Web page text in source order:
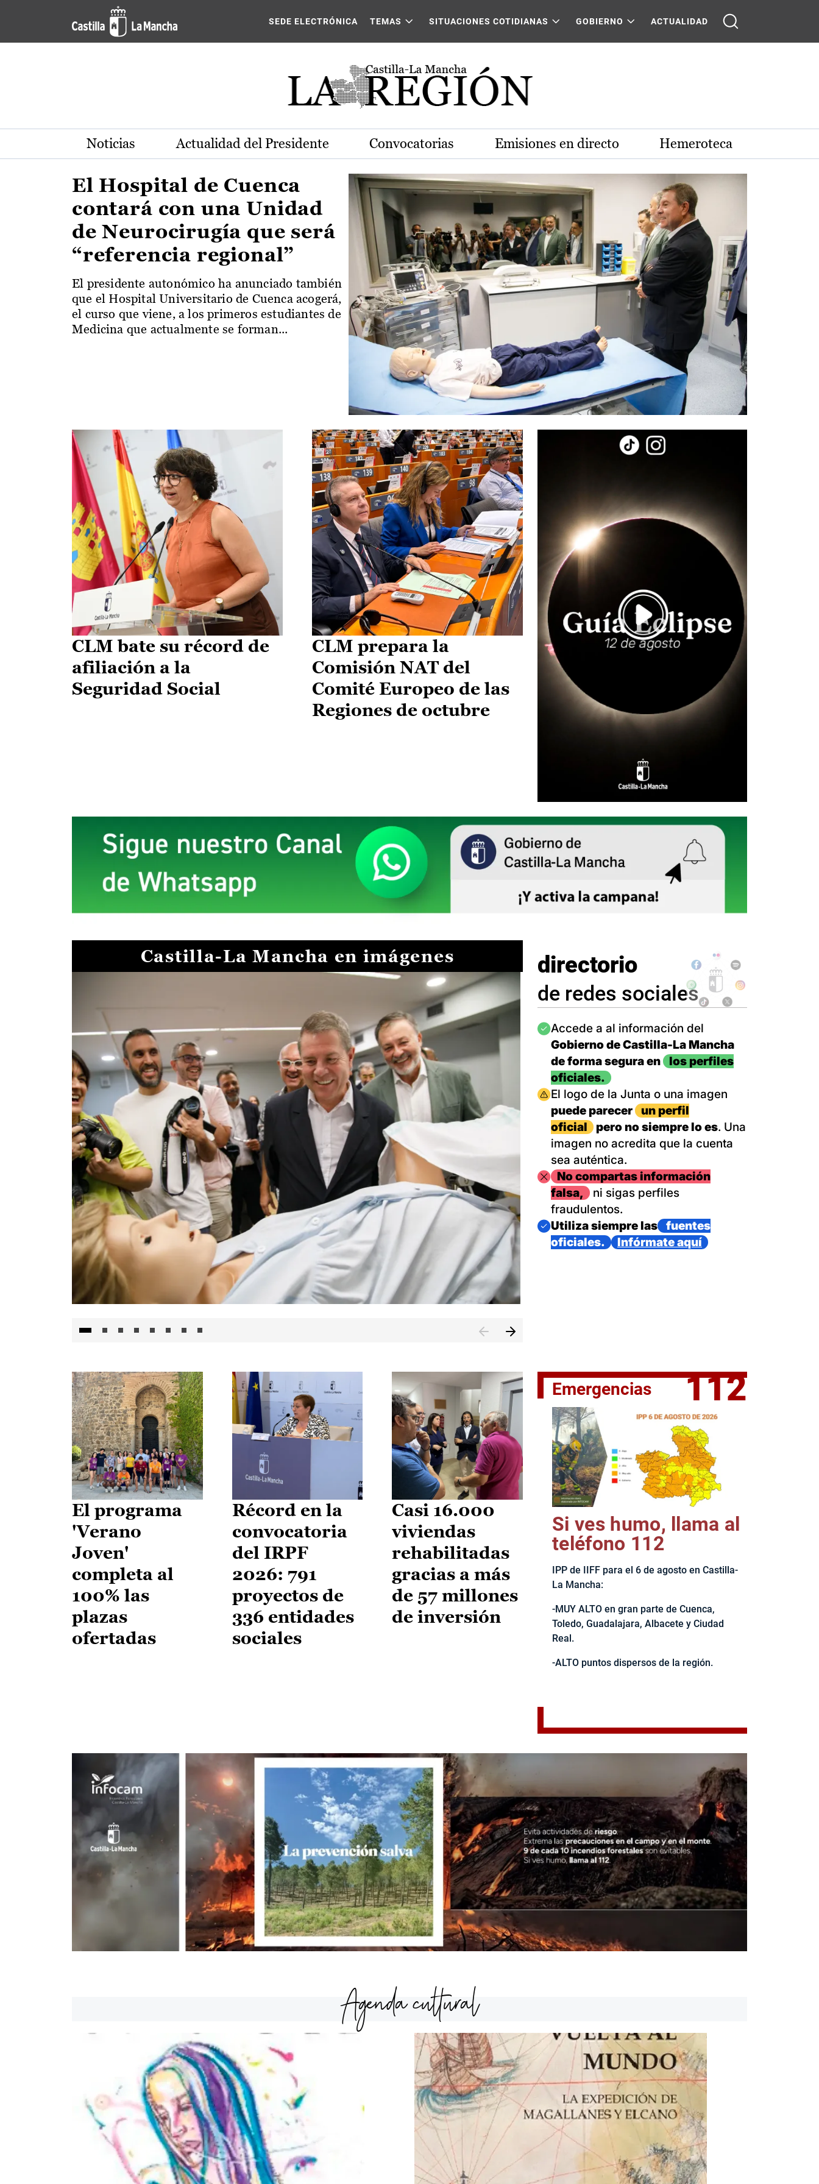
Pasar al contenido principal
Actualidad de la región de Castilla-La Mancha
SEDE ELECTRÓNICA TEMAS SITUACIONES COTIDIANAS GOBIERNO ACTUALIDAD
Noticias Actualidad del Presidente Convocatorias Emisiones en directo Hemeroteca
El Hospital de Cuenca
contará con una Unidad
de Neurocirugía que será
“referencia regional”
El presidente autonómico ha anunciado también
que el Hospital Universitario de Cuenca acogerá,
el curso que viene, a los primeros estudiantes de
Medicina que actualmente se forman...
CLM bate su récord de
afiliación a la
Seguridad Social
CLM prepara la
Comisión NAT del
Comité Europeo de las
Regiones de octubre
Castilla-La Mancha en imágenes
El jefe del Ejecutivo castellanomanchego, Emiliano García-
directorio
de redes sociales
Imagen
Accede a al información del
Gobierno de Castilla-La Mancha
de forma segura en
los perfiles
oficiales.
Imagen
El logo de la Junta o una imagen
puede parecer
un perfil
oficial
pero no siempre lo es. Una
imagen no acredita que la cuenta
sea auténtica.
ImagenNo compartas información
falsa,
ni sigas perfiles
fraudulentos.
Imagen
Utiliza siempre las
fuentes
oficiales.
Infórmate aquí
El programa
'Verano
Joven'
completa al
100% las
plazas
ofertadas
Récord en la
convocatoria
del IRPF
2026: 791
proyectos de
336 entidades
sociales
Casi 16.000
viviendas
rehabilitadas
gracias a más
de 57 millones
de inversión
Emergencias 112
Si ves humo, llama al
teléfono 112
IPP de IIFF para el 6 de agosto en Castilla-
La Mancha:
-MUY ALTO en gran parte de Cuenca,
Toledo, Guadalajara, Albacete y Ciudad
Real.
-ALTO puntos dispersos de la región.
Agenda cultural